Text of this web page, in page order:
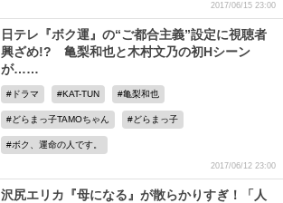
2017/06/15 23:00
日テレ『ボク運』の“ご都合主義”設定に視聴者
興ざめ!? 亀梨和也と木村文乃の初Hシーン
が……
ドラマ KAT-TUN 亀梨和也
どらまっ子TAMOちゃん どらまっ子
ボク、運命の人です。
2017/06/12 23:00
沢尻エリカ『母になる』が散らかりすぎ！「人